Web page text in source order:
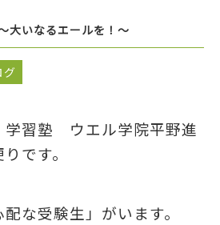
大いなるエールを！～
グ
習塾 ウエル学院平野進
です。
な受験生」がいます。